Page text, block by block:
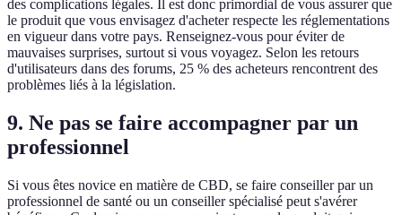
des complications légales. Il est donc primordial de vous assurer que
le produit que vous envisagez d'acheter respecte les réglementations
en vigueur dans votre pays. Renseignez-vous pour éviter de
mauvaises surprises, surtout si vous voyagez. Selon les retours
d'utilisateurs dans des forums, 25 % des acheteurs rencontrent des
problèmes liés à la législation.
9. Ne pas se faire accompagner par un
professionnel
Si vous êtes novice en matière de CBD, se faire conseiller par un
professionnel de santé ou un conseiller spécialisé peut s'avérer